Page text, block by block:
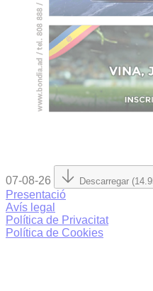
07-08-26 Descarregar
Presentació
Avís legal
Política de Privacitat
Política de Cookies